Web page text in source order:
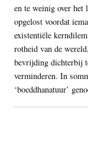
en te weinig over het
opgelost voordat
existentiële
rotheid van de
bevrijding dichterbij
verminderen. In
‘boeddhanatuur’